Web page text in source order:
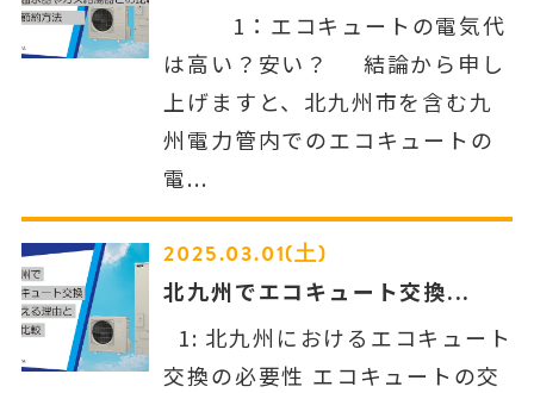
1：エコキュートの電気代
は高い？安い？ 結論から申し
上げますと、北九州市を含む九
州電力管内でのエコキュートの
電...
2025.03.01(土)
北九州でエコキュート交換...
1: 北九州におけるエコキュート
交換の必要性 エコキュートの交